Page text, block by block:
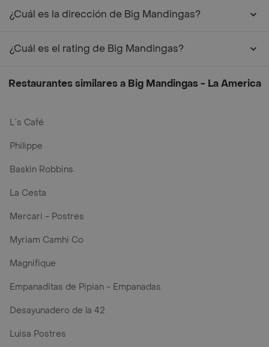
¿Cuál es la dirección de Big Mandingas?
¿Cuál es el rating de Big Mandingas?
Restaurantes similares a Big Mandingas - La America
L´s Café
Philippe
Baskin Robbins
La Cesta
Mercari - Postres
Myriam Camhi Co
Magnifique
Empanaditas de Pipian - Empanadas
Desayunadero de la 42
Luisa Postres